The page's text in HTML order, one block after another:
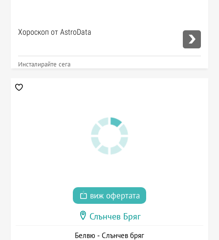
Хороскоп от AstroData
Инсталирайте сега
виж офертата
Слънчев Бряг
Белвю - Слънчев бряг